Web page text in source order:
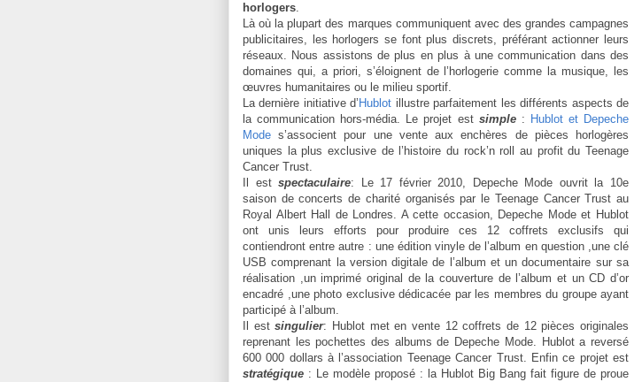
horlogers.
Là où la plupart des marques communiquent avec des grandes campagnes
publicitaires, les horlogers se font plus discrets, préférant actionner leurs
réseaux. Nous assistons de plus en plus à une communication dans des
domaines qui, a priori, s’éloignent de l’horlogerie comme la musique, les
œuvres humanitaires ou le milieu sportif.
La dernière initiative d’ Hublot illustre parfaitement les différents aspects de
la communication hors-média. Le projet est simple: Hublot et Depeche
Mode s’associent pour une vente aux enchères de pièces horlogères
uniques la plus exclusive de l’histoire du rock’n roll au profit du Teenage
Cancer Trust.
Il estspectaculaire: Le 17 février 2010, Depeche Mode ouvrit la 10e
saison de concerts de charité organisés par le Teenage Cancer Trust au
Royal Albert Hall de Londres. A cette occasion, Depeche Mode et Hublot
ont unis leurs efforts pour produire ces 12 coffrets exclusifs qui
contiendront entre autre : une édition vinyle de l’album en question ,une clé
USB comprenant la version digitale de l’album et un documentaire sur sa
réalisation ,un imprimé original de la couverture de l’album et un CD d’or
encadré ,une photo exclusive dédicacée par les membres du groupe ayant
participé à l’album.
Il estsingulier: Hublot met en vente 12 coffrets de 12 pièces originales
reprenant les pochettes des albums de Depeche Mode. Hublot a reversé
600 000 dollars à l’association Teenage Cancer Trust. Enfin ce projet est
stratégique : Le modèle proposé : la Hublot Big Bang fait figure de proue